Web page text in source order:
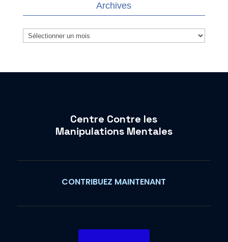
Archives
Archives
Centre Contre les
Manipulations Mentales
CONTRIBUEZ MAINTENANT